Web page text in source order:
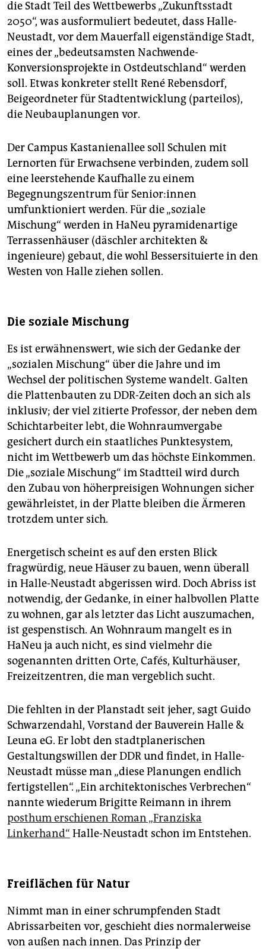
die Stadt Teil des Wettbewerbs „Zukunftsstadt
2050“, was ausformuliert bedeutet, dass Halle-
Neustadt, vor dem Mauerfall eigenständige Stadt,
eines der „bedeutsamsten Nachwende-
Konversionsprojekte in Ostdeutschland“ werden
soll. Etwas konkreter stellt René Rebensdorf,
Beigeordneter für Stadtentwicklung (parteilos),
die Neubauplanungen vor.
Der Campus Kastanienallee soll Schulen mit
Lernorten für Erwachsene verbinden, zudem soll
eine leerstehende Kaufhalle zu einem
Begegnungszentrum für Se­nio­r:in­nen
umfunktioniert werden. Für die „soziale
Mischung“ werden in HaNeu pyramidenartige
Terrassenhäuser (däschler architekten &
ingenieure) gebaut, die wohl Bessersituierte in den
Westen von Halle ziehen sollen.
Die soziale Mischung
Es ist erwähnenswert, wie sich der Gedanke der
„sozialen Mischung“ über die Jahre und im
Wechsel der politischen Systeme wandelt. Galten
die Plattenbauten zu DDR-Zeiten doch an sich als
inklusiv; der viel zitierte Professor, der neben dem
Schichtarbeiter lebt, die Wohnraumvergabe
gesichert durch ein staatliches Punktesystem,
nicht im Wettbewerb um das höchste Einkommen.
Die „soziale Mischung“ im Stadtteil wird durch
den Zubau von höherpreisigen Wohnungen sicher
gewährleistet, in der Platte bleiben die Ärmeren
trotzdem unter sich.
Energetisch scheint es auf den ersten Blick
fragwürdig, neue Häuser zu bauen, wenn überall
in Halle-Neustadt abgerissen wird. Doch Abriss ist
notwendig, der Gedanke, in einer halbvollen Platte
zu wohnen, gar als letzter das Licht auszumachen,
ist gespenstisch. An Wohnraum mangelt es in
HaNeu ja auch nicht, es sind vielmehr die
sogenannten dritten Orte, Cafés, Kulturhäuser,
Freizeitzentren, die man vergeblich sucht.
Die fehlten in der Planstadt seit jeher, sagt Guido
Schwarzendahl, Vorstand der Bauverein Halle &
Leuna eG. Er lobt den stadtplanerischen
Gestaltungswillen der DDR und findet, in Halle-
Neustadt müsse man „diese Planungen endlich
fertigstellen“. „Ein architektonisches Verbrechen“
nannte wiederum Brigitte Reimann in ihrem
posthum erschienen Roman „Franziska
Linkerhand“ Halle-Neustadt schon im Entstehen.
Freiflächen für Natur
Nimmt man in einer schrumpfenden Stadt
Abrissarbeiten vor, geschieht dies normalerweise
von außen nach innen. Das Prinzip der